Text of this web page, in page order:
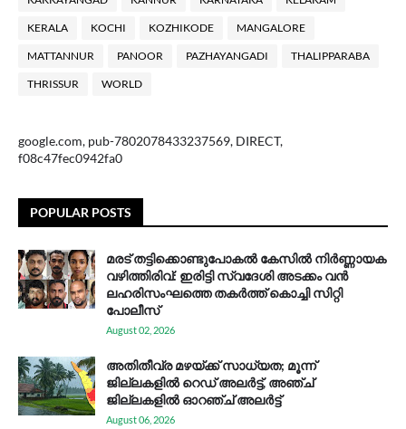
KERALA KOCHI KOZHIKODE MANGALORE
MATTANNUR PANOOR PAZHAYANGADI THALIPPARABA
THRISSUR WORLD
google.com, pub-7802078433237569, DIRECT,
f08c47fec0942fa0
POPULAR POSTS
മരട് തട്ടിക്കൊണ്ടുപോകൽ കേസിൽ നിർണ്ണായക
വഴിത്തിരിവ്: ഇരിട്ടി സ്വദേശി അടക്കം വൻ
ലഹരിസംഘത്തെ തകർത്ത് കൊച്ചി സിറ്റി
പോലീസ്
August 02, 2026
അതിതീവ്ര മഴയ്ക്ക് സാധ്യത; മൂന്ന്
ജില്ലകളിൽ റെഡ് അലർട്ട്, അഞ്ച്
ജില്ലകളിൽ ഓറഞ്ച് അലർട്ട്
August 06, 2026